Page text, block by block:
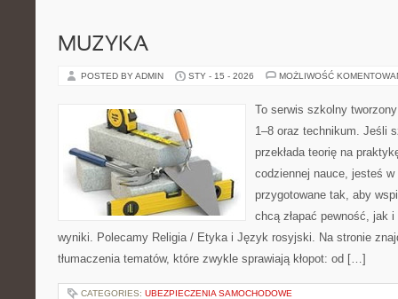
MUZYKA
POSTED BY ADMIN STY - 15 - 2026 MOŻLIWOŚĆ
To serwis szkolny
1–8 oraz technikum. Jeśli
przekłada teorię na
codziennej nauce, jesteś
przygotowane tak, aby
chcą złapać pewność, jak
wyniki. Polecamy Religia / Etyka i Język rosyjski. Na stronie
tłumaczenia tematów, które zwykle sprawiają kłopot: od […]
CATEGORIES: UBEZPIECZENIA SAMOCHODOWE